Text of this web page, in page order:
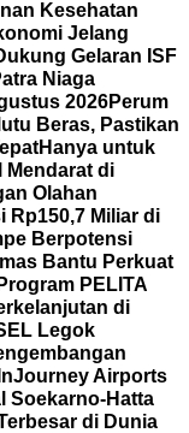
Kesehatan
Jelang
Gelaran ISF
Niaga
2026Perum
Beras, Pastikan
Hanya untuk
Mendarat di
Olahan
Rp150,7 Miliar di
Berpotensi
Bantu Perkuat
PELITA
di
Legok
InJourney Airports
Soekarno-Hatta
di Dunia